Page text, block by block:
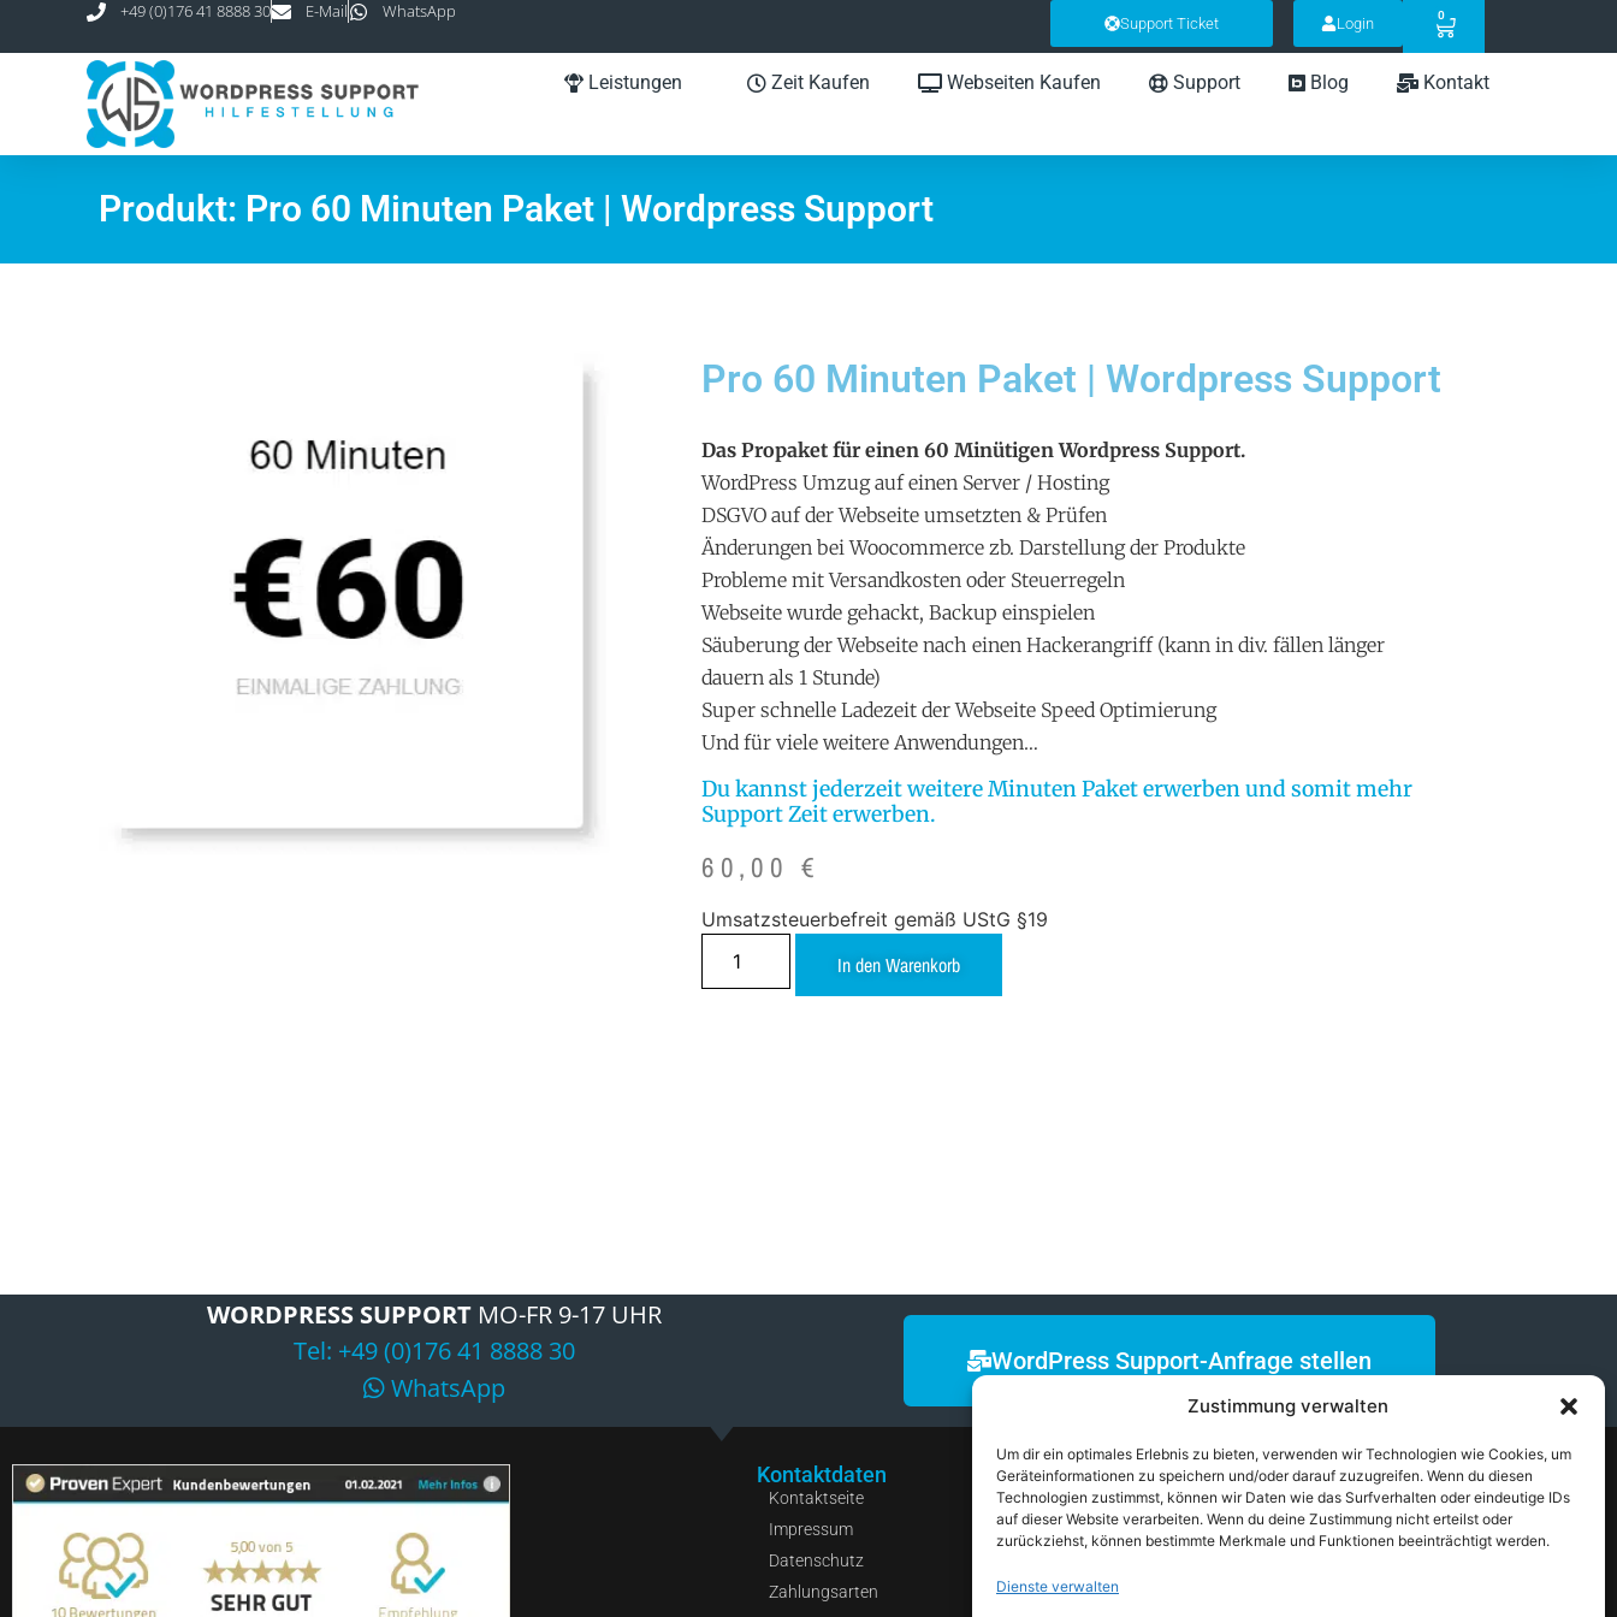
Zustimmung verwalten
Um dir ein optimales Erlebnis zu bieten, verwenden wir Technologien wie Cookies, um
Geräteinformationen zu speichern und/oder darauf zuzugreifen. Wenn du diesen
Technologien zustimmst, können wir Daten wie das Surfverhalten oder eindeutige IDs
auf dieser Website verarbeiten. Wenn du deine Zustimmung nicht erteilst oder
zurückziehst, können bestimmte Merkmale und Funktionen beeinträchtigt werden.
Dienste verwalten
+49 (0)176 41 8888 30 E-Mail WhatsApp
Support Ticket Login 0
Leistungen Zeit Kaufen Webseiten Kaufen Support Blog Kontakt
Produkt: Pro 60 Minuten Paket | Wordpress Support
Pro 60 Minuten Paket | Wordpress Support
Das Propaket für einen 60 Minütigen Wordpress Support.
WordPress Umzug auf einen Server / Hosting
DSGVO auf der Webseite umsetzten & Prüfen
Änderungen bei Woocommerce zb. Darstellung der Produkte
Probleme mit Versandkosten oder Steuerregeln
Webseite wurde gehackt, Backup einspielen
Säuberung der Webseite nach einen Hackerangriff (kann in div. fällen länger
dauern als 1 Stunde)
Super schnelle Ladezeit der Webseite Speed Optimierung
Und für viele weitere Anwendungen…
Du kannst jederzeit weitere Minuten Paket erwerben und somit mehr
Support Zeit erwerben.
60,00 €
Umsatzsteuerbefreit gemäß UStG §19
In den Warenkorb
WORDPRESS SUPPORT MO-FR 9-17 UHR
Tel: +49 (0)176 41 8888 30
WhatsApp
WordPress Support-Anfrage stellen
Kontaktdaten
Kontaktseite
Impressum
Datenschutz
Zahlungsarten
Kundensupport
Support-Anfrage
Kosten-Anfrage
Preisliste